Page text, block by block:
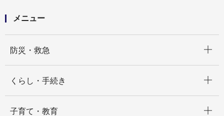
メニュー
防災・救急
くらし・手続き
子育て・教育